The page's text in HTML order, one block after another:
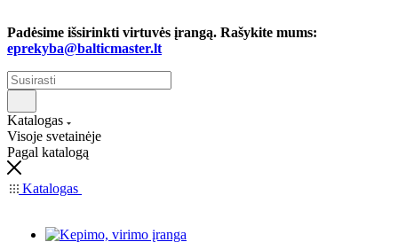
Padėsime išsirinkti virtuvės įrangą. Rašykite mums:
eprekyba@balticmaster.lt
Katalogas
Visoje svetainėje
Pagal katalogą
Katalogas